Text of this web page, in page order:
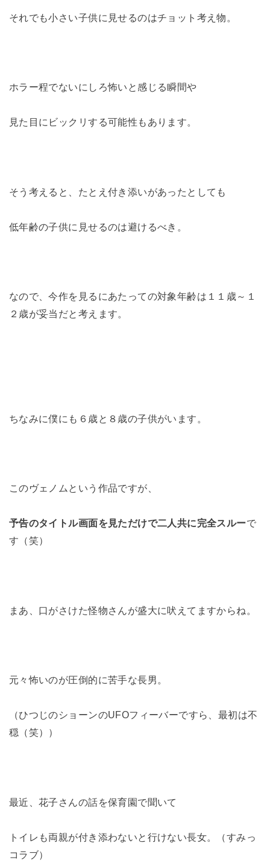
それでも小さい子供に見せるのはチョット考え物。
ホラー程でないにしろ怖いと感じる瞬間や
見た目にビックリする可能性もあります。
そう考えると、たとえ付き添いがあったとしても
低年齢の子供に見せるのは避けるべき。
なので、今作を見るにあたっての対象年齢は１１歳～１
２歳が妥当だと考えます。
ちなみに僕にも６歳と８歳の子供がいます。
このヴェノムという作品ですが、
予告のタイトル画面を見ただけで二人共に完全スルーで
す（笑）
まあ、口がさけた怪物さんが盛大に吠えてますからね。
元々怖いのが圧倒的に苦手な長男。
（ひつじのショーンのUFOフィーバーですら、最初は不
穏（笑））
最近、花子さんの話を保育園で聞いて
トイレも両親が付き添わないと行けない長女。（すみっ
コラブ）